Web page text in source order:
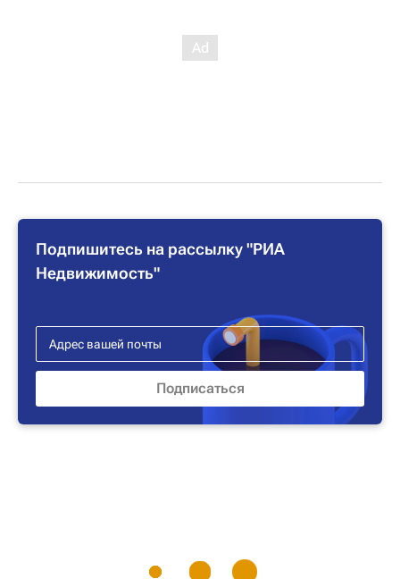
Подпишитесь на рассылку "РИА
Недвижимость"